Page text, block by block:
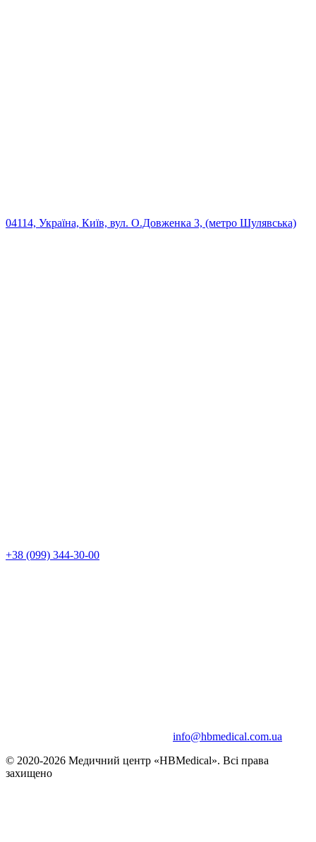
04114, Україна, Київ, вул. О.Довженка 3, (метро Шулявська)
+38 (099) 344-30-00
info@hbmedical.com.ua
© 2020-2026 Медичний центр «HBMedical». Всі права
захищено